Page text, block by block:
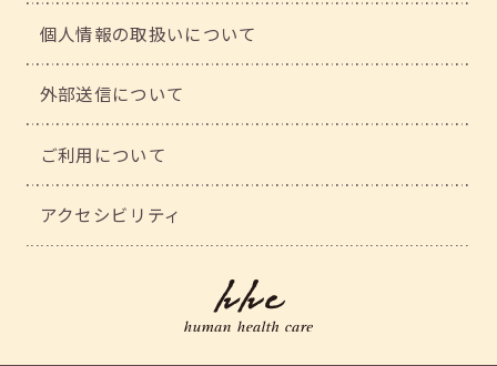
個人情報の取扱いについて
外部送信について
ご利用について
アクセシビリティ